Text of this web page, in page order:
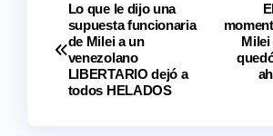
Navegación
de
entradas
Milei
Lo que le dijo una
supuesta funcionaria
de Milei a un
venezolano
LIBERTARIO dejó a
todos HELADOS